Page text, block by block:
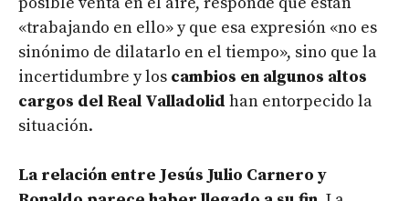
«trabajando en ello» y que esa expresión «no es
sinónimo de dilatarlo en el tiempo», sino que la
incertidumbre y los cambios en algunos altos
cargos del Real Valladolid han entorpecido la
situación.
La relación entre Jesús Julio Carnero y